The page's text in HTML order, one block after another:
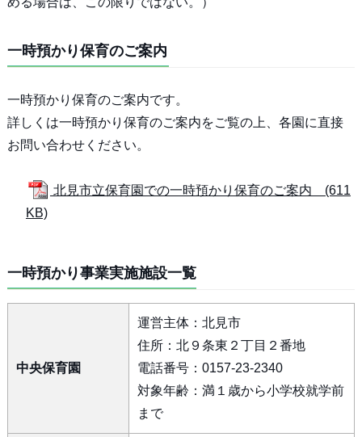
一時預かり保育のご案内
一時預かり保育のご案内です。
詳しくは一時預かり保育のご案内をご覧の上、各園に直接
お問い合わせください。
北見市立保育園での一時預かり保育のご案内 (611
KB)
一時預かり事業実施施設一覧
中央保育園
運営主体：北見市
住所：北９条東２丁目２番地
電話番号：0157-23-2340
対象年齢：満１歳から小学校就学前
まで